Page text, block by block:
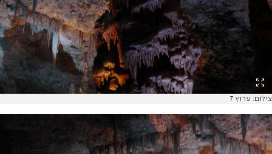
צילום: ערוץ 7